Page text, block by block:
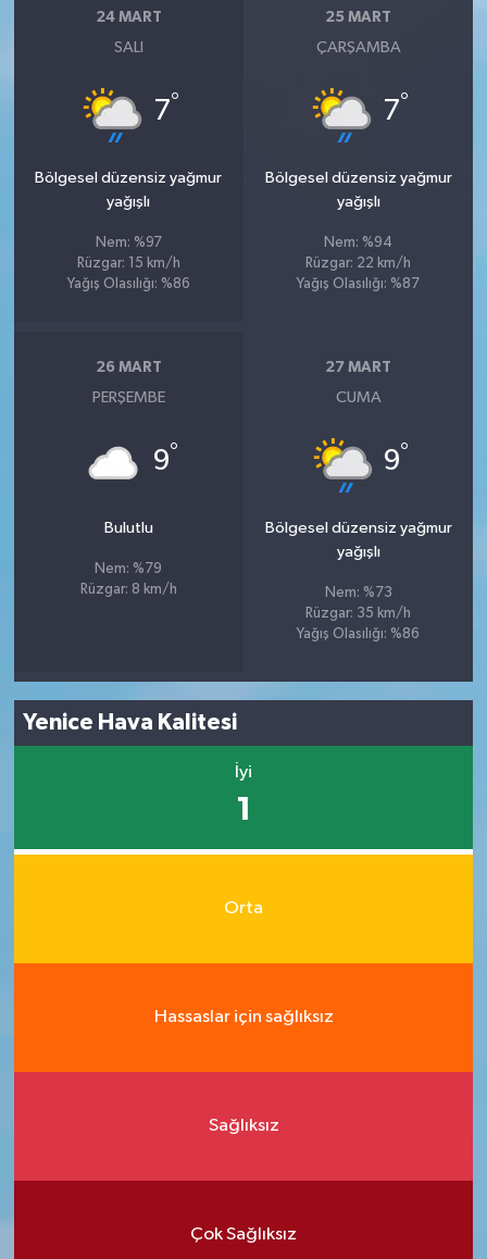
24 MART
SALI
7°
Bölgesel düzensiz yağmur
yağışlı
Nem: %97
Rüzgar: 15 km/h
Yağış Olasılığı: %86
25 MART
ÇARŞAMBA
7°
Bölgesel düzensiz yağmur
yağışlı
Nem: %94
Rüzgar: 22 km/h
Yağış Olasılığı: %87
26 MART
PERŞEMBE
9°
Bulutlu
Nem: %79
Rüzgar: 8 km/h
27 MART
CUMA
9°
Bölgesel düzensiz yağmur
yağışlı
Nem: %73
Rüzgar: 35 km/h
Yağış Olasılığı: %86
Yenice Hava Kalitesi
İyi
1
Orta
Hassaslar için sağlıksız
Sağlıksız
Çok Sağlıksız